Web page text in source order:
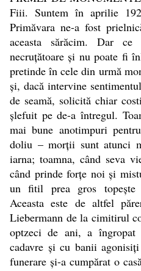
Fiii. Suntem în aprilie
Primăvara ne-a fost
aceasta sărăcim. Dar ce
necruţătoare şi nu poate fi
pretinde în cele din urmă
şi, dacă intervine
de seamă, solicită chiar
şlefuit pe de-a întregul.
mai bune anotimpuri
doliu – morţii sunt atunci
iarna; toamna, când seva
când prinde forţe noi şi
un fitil prea gros topeşte
Aceasta este de altfel
Liebermann de la cimitirul
optzeci de ani, a
cadavre şi cu banii
funerare şi-a cumpărat o